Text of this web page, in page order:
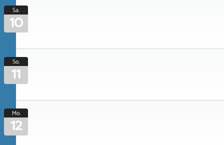
Sa.
10
So.
11
Mo.
12